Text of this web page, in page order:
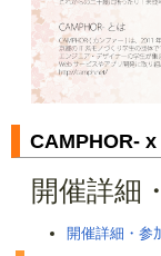
CAMPHOR-
開催詳細
開催詳細・参